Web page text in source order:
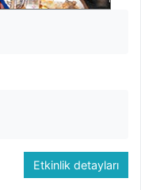
Etkinlik detayları